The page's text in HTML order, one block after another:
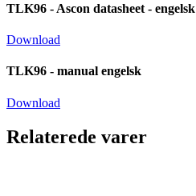
TLK96 - Ascon datasheet - engelsk
Download
TLK96 - manual engelsk
Download
Relaterede varer